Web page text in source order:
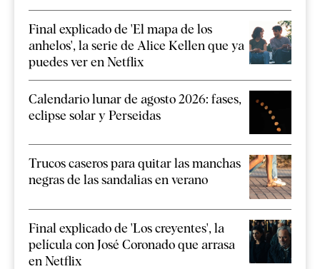
Final explicado de 'El mapa de los
anhelos', la serie de Alice Kellen que ya
puedes ver en Netflix
Calendario lunar de agosto 2026: fases,
eclipse solar y Perseidas
Trucos caseros para quitar las manchas
negras de las sandalias en verano
Final explicado de 'Los creyentes', la
película con José Coronado que arrasa
en Netflix